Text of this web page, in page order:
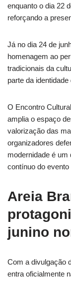
enquanto o dia 22
reforçando a
Já no dia 24 de
homenagem ao
tradicionais da
parte da
O Encontro
amplia o espaço
valorização das
organizadores
modernidade é
contínuo do
Areia
junino
Com a divulgação
entra oficialmente